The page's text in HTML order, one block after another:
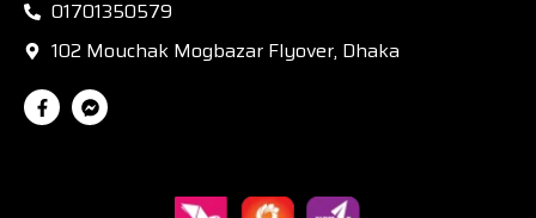
01701350579
102 Mouchak Mogbazar Flyover, Dhaka